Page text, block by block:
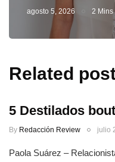
agosto 5, 2026 2 Mins
Related
5 Destilados
By Redacción Review julio
Paola Suárez –